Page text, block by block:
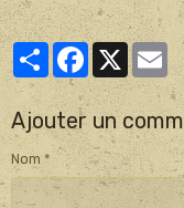
PartagerFacebook
X
Ajouter un
Nom